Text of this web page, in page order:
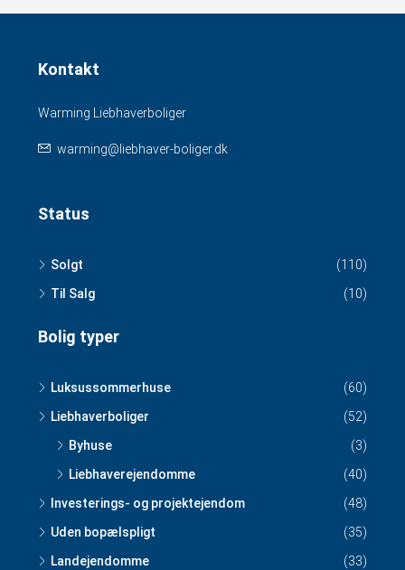
Kontakt
Warming Liebhaverboliger
warming@liebhaver-boliger.dk
Status
Solgt
(110)
Til Salg
(10)
Bolig typer
Luksussommerhuse
(60)
Liebhaverboliger
(52)
Byhuse
(3)
Liebhaverejendomme
(40)
Investerings- og projektejendom
(48)
Uden bopælspligt
(35)
Landejendomme
(33)